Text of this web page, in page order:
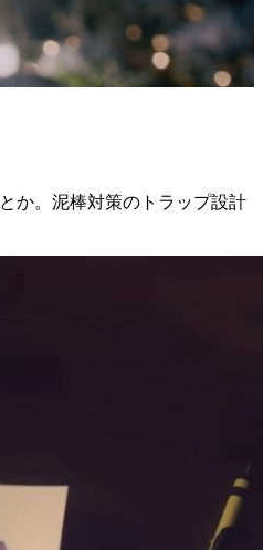
とか。泥棒対策のトラップ設計